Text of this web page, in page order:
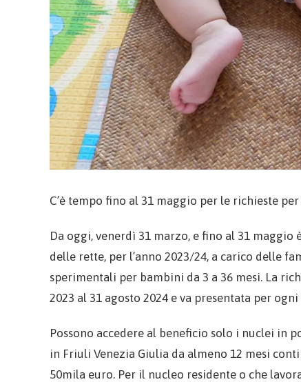
C’è tempo fino al 31 maggio per le richieste
Da oggi, venerdì 31 marzo, e fino al 31
delle rette, per l’anno 2023/24, a carico delle
sperimentali per bambini da 3 a 36 mesi. La
2023 al 31 agosto 2024 e va presentata per
Possono accedere al beneficio solo i nuclei in
in Friuli Venezia Giulia da almeno 12 mesi
50mila euro. Per il nucleo residente o che